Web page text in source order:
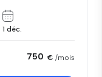
1 déc.
750 € /mois